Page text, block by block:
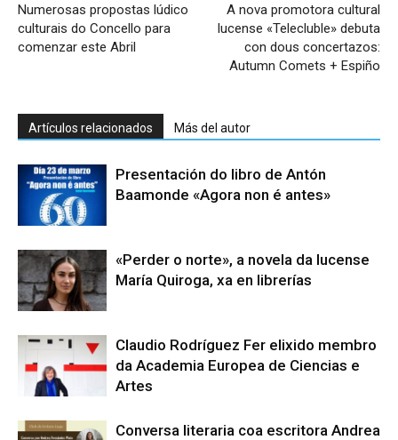
Numerosas propostas lúdico
culturais do Concello para
comenzar este Abril
A nova promotora cultural
lucense «Telecluble» debuta
con dous concertazos:
Autumn Comets + Espiño
Artículos relacionados Más del autor
Presentación do libro de Antón
Baamonde «Agora non é antes»
«Perder o norte», a novela da lucense
María Quiroga, xa en librerías
Claudio Rodríguez Fer elixido membro
da Academia Europea de Ciencias e
Artes
Conversa literaria coa escritora Andrea